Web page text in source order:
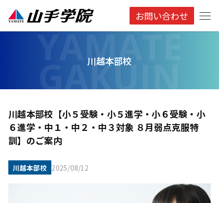
お問い合わせ
川越本部校
川越本部校【小５受験・小５進学・小６受験・小
６進学・中１・中２・中３対象 ８月弱点克服特
訓】のご案内
川越本部校 2025/08/12